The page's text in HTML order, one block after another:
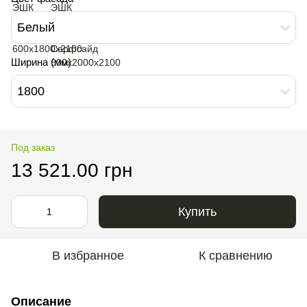
Белый
Ширина (мм)
1800
Под заказ
13 521.00 грн
Купить
В избранное К сравнению
Описание